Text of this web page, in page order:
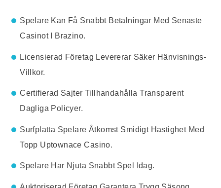
Spelare Kan Få Snabbt Betalningar Med Senaste
Casinot I Brazino.
Licensierad Företag Levererar Säker Hänvisnings-
Villkor.
Certifierad Sajter Tillhandahålla Transparent
Dagliga Policyer.
Surfplatta Spelare Åtkomst Smidigt Hastighet Med
Topp Uptownace Casino.
Spelare Har Njuta Snabbt Spel Idag.